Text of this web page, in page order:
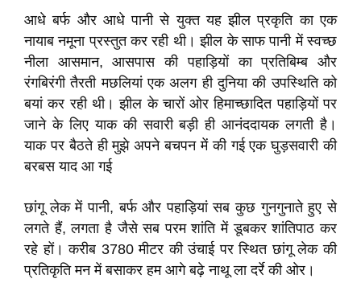
आधे बर्फ और आधे पानी से युक्त यह झील प्रकृति का एक
नायाब नमूना प्रस्तुत कर रही थी। झील के साफ पानी में स्वच्छ
नीला आसमान, आसपास की पहाड़ियों का प्रतिबिम्ब और
रंगबिरंगी तैरती मछलियां एक अलग ही दुनिया की उपस्थिति को
बयां कर रही थी। झील के चारों ओर हिमाच्छादित पहाड़ियों पर
जाने के लिए याक की सवारी बड़ी ही आनंददायक लगती है।
याक पर बैठते ही मुझे अपने बचपन में की गई एक घुड़सवारी की
बरबस याद आ गई
छांगू लेक में पानी, बर्फ और पहाड़ियां सब कुछ गुनगुनाते हुए से
लगते हैं, लगता है जैसे सब परम शांति में डूबकर शांतिपाठ कर
रहे हों। करीब 3780 मीटर की उंचाई पर स्थित छांगू लेक की
प्रतिकृति मन में बसाकर हम आगे बढ़े नाथू ला दर्रे की ओर।